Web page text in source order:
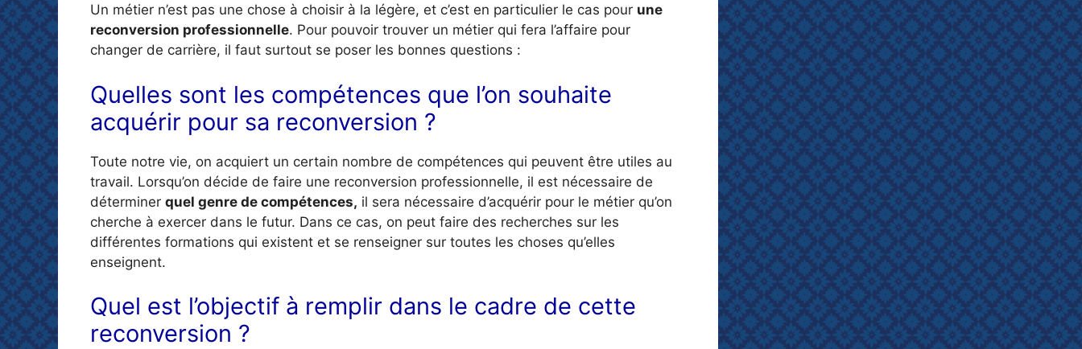
Un métier n’est pas une chose à choisir à la légère, et c’est en particulier le cas pour une
reconversion professionnelle. Pour pouvoir trouver un métier qui fera l’affaire pour
changer de carrière, il faut surtout se poser les bonnes questions :
Quelles sont les compétences que l’on souhaite
acquérir pour sa reconversion ?
Toute notre vie, on acquiert un certain nombre de compétences qui peuvent être utiles au
travail. Lorsqu’on décide de faire une reconversion professionnelle, il est nécessaire de
déterminer quel genre de compétences, il sera nécessaire d’acquérir pour le métier qu’on
cherche à exercer dans le futur. Dans ce cas, on peut faire des recherches sur les
différentes formations qui existent et se renseigner sur toutes les choses qu’elles
enseignent.
Quel est l’objectif à remplir dans le cadre de cette
reconversion ?